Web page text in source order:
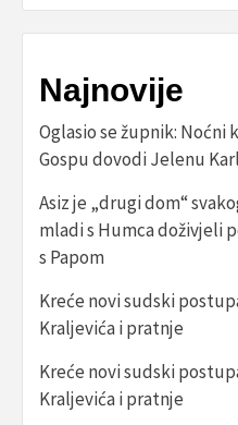
Najnovije
Oglasio se župnik: Noćni
Gospu dovodi Jelenu
Asiz je „drugi dom“
mladi s Humca doživjeli
s Papom
Kreće novi sudski
Kraljevića i pratnje
Kreće novi sudski
Kraljevića i pratnje